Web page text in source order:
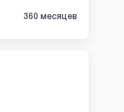
360 месяцев